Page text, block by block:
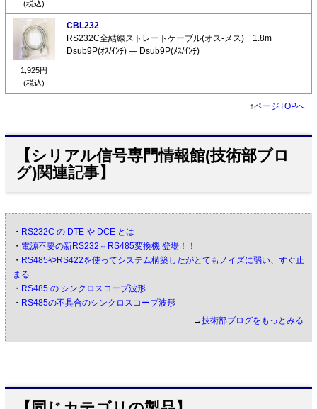
(税込)
1,925円
(税込)
CBL232
RS232C全結線ストレートケーブル(オス-メス) 1.8m
Dsub9P(ｵｽ/ｲﾝﾁ) ― Dsub9P(ﾒｽ/ｲﾝﾁ)
↑ページTOPへ
【シリアル信号専門情報館(技術部ブロ
グ)関連記事】
・ RS232C の DTE や DCE とは
・ 電源不要の新RS232⇔RS485変換機 登場！！
・ RS485やRS422を使ってシステム構築したがとてもノイズに弱い、すぐ止
まる
・ RS485 の シンクロスコープ波形
・ RS485の不具合のシンクロスコープ波形
→技術部ブログをもっとみる